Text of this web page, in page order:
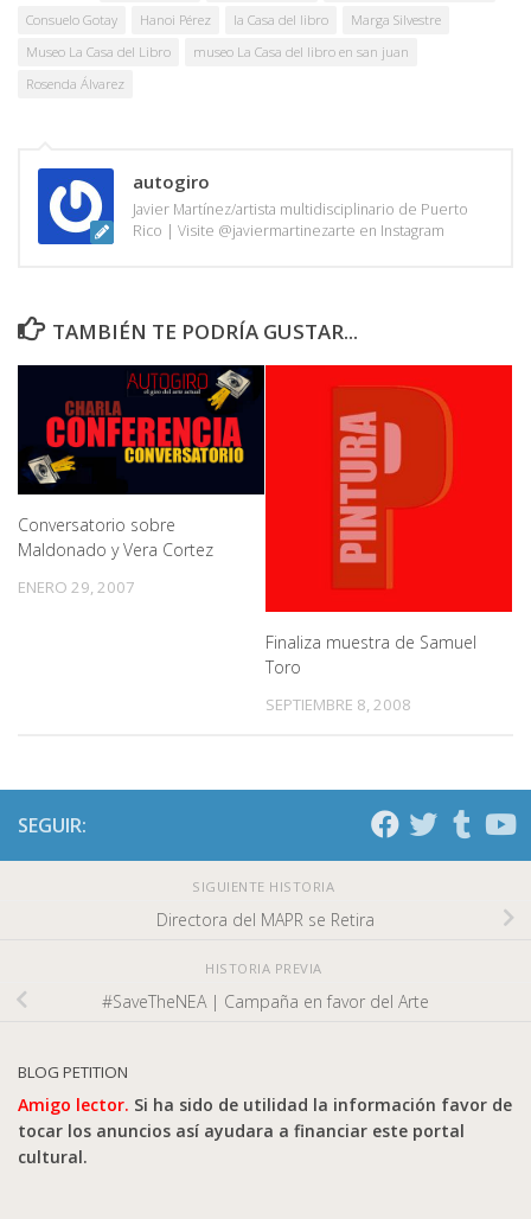
Consuelo Gotay
Hanoi Pérez la Casa del libro
Marga Silvestre
Museo La Casa del Libro
museo La Casa del libro en san juan
Rosenda Álvarez
autogiro
Javier Martínez/artista multidisciplinario de Puerto
Rico | Visite @javiermartinezarte en Instagram
TAMBIÉN TE PODRÍA GUSTAR...
Conversatorio sobre
Maldonado y Vera Cortez
ENERO 29, 2007
Finaliza muestra de Samuel
Toro
SEPTIEMBRE 8, 2008
SEGUIR:
SIGUIENTE HISTORIA
Directora del MAPR se Retira
HISTORIA PREVIA
#SaveTheNEA | Campaña en favor del Arte
BLOG PETITION
Amigo lector. Si ha sido de utilidad la información favor de
tocar los anuncios así ayudara a financiar este portal
cultural.